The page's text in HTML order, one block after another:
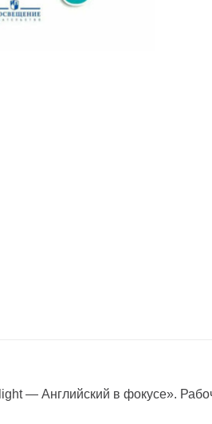
— Английский в фокусе».